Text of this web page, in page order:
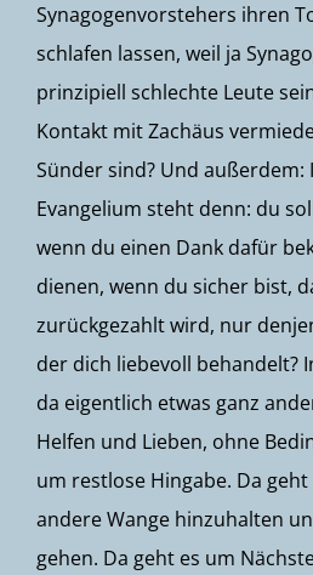
Synagogenvorstehers ihren
schlafen lassen, weil ja
prinzipiell schlechte Leute
Kontakt mit Zachäus
Sünder sind? Und außerdem:
Evangelium steht denn: du
wenn du einen Dank dafür
dienen, wenn du sicher bist,
zurückgezahlt wird, nur
der dich liebevoll behandelt?
da eigentlich etwas ganz
Helfen und Lieben, ohne
um restlose Hingabe. Da
andere Wange hinzuhalten
gehen. Da geht es um